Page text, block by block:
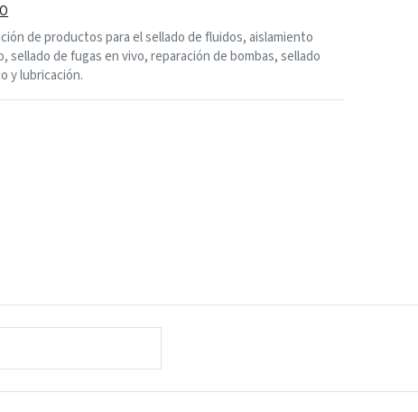
de productos para el sellado de fluidos, aislamiento
sellado de fugas en vivo, reparación de bombas, sellado
y lubricación.